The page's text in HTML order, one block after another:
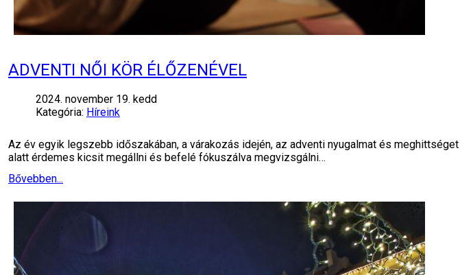
ADVENTI NŐI KÖR ÉLŐZENÉVEL
2024. november 19. kedd
Kategória: Híreink
Az év egyik legszebb időszakában, a várakozás idején, az adventi nyugalmat és
alatt érdemes kicsit megállni és befelé fókuszálva megvizsgálni…
Bővebben...